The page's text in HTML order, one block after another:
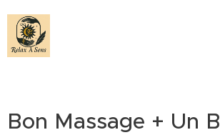
Bon Massage + Un